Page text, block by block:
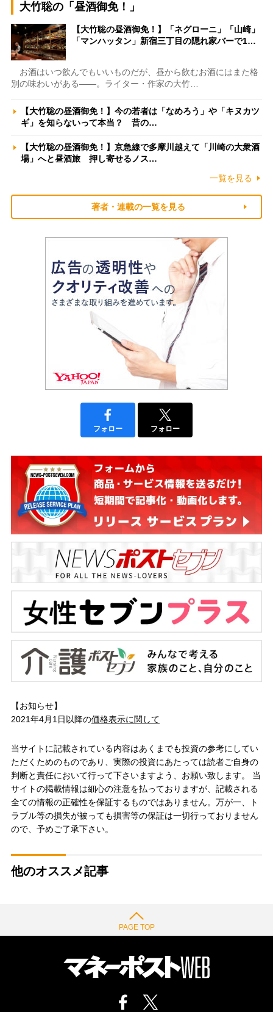
大竹聡の「昼酒御免！」
【大竹聡の昼酒御免！】「ネグローニ」「山崎」
「マンハッタン」新宿三丁目の隠れ家バーで1…
お酒はいつ飲んでもいいものだが、昼から飲むお酒にはまた格
別の味わいがある――。ライター・作家の大竹…
【大竹聡の昼酒御免！】今の若者は「なめろう」や「キヌカツ
ギ」を知らないって本当？ 昔の…
【大竹聡の昼酒御免！】京急線で多摩川越えて「川崎の大衆酒
場」へと昼酒旅 押し寄せるノス…
一覧を見る
著者・連載の一覧を見る
フォロー フォロー
【お知らせ】
2021年4月1日以降の価格表示に関して
当サイトに記載されている内容はあくまでも投資の参考にしてい
ただくためのものであり、実際の投資にあたっては読者ご自身の
判断と責任において行って下さいますよう、お願い致します。 当
サイトの掲載情報は細心の注意を払っておりますが、記載される
全ての情報の正確性を保証するものではありません。万が一、ト
ラブル等の損失が被っても損害等の保証は一切行っておりません
ので、予めご了承下さい。
他のオススメ記事
PAGE TOP